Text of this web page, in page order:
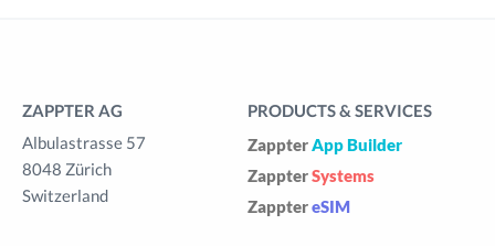
ZAPPTER AG
Albulastrasse 57
8048 Zürich
Switzerland
PRODUCTS & SERVICES
ZappterApp Builder
ZappterSystems
ZapptereSIM